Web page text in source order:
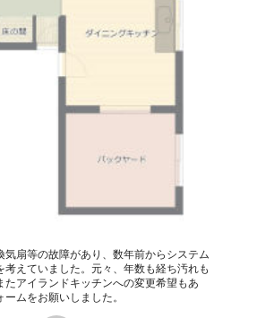
気扇等の故障があり、数年前からシステム
考えていました。元々、年数も経ち汚れも
たアイランドキッチンへの変更希望もあ
ムをお願いしました。